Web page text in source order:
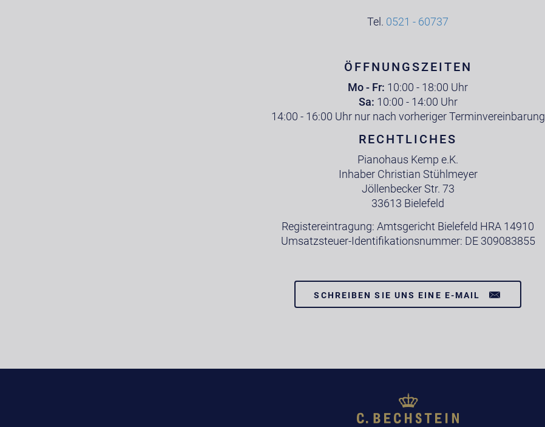
Tel. 0521 - 60737
ÖFFNUNGSZEITEN
Mo - Fr: 10:00 - 18:00 Uhr
Sa: 10:00 - 14:00 Uhr
14:00 - 16:00 Uhr nur nach vorheriger Terminvereinbarung
RECHTLICHES
Pianohaus Kemp e.K.
Inhaber Christian Stühlmeyer
Jöllenbecker Str. 73
33613 Bielefeld
Registereintragung: Amtsgericht Bielefeld HRA 14910
Umsatzsteuer-Identifikationsnummer: DE 309083855
SCHREIBEN SIE UNS EINE E-MAIL